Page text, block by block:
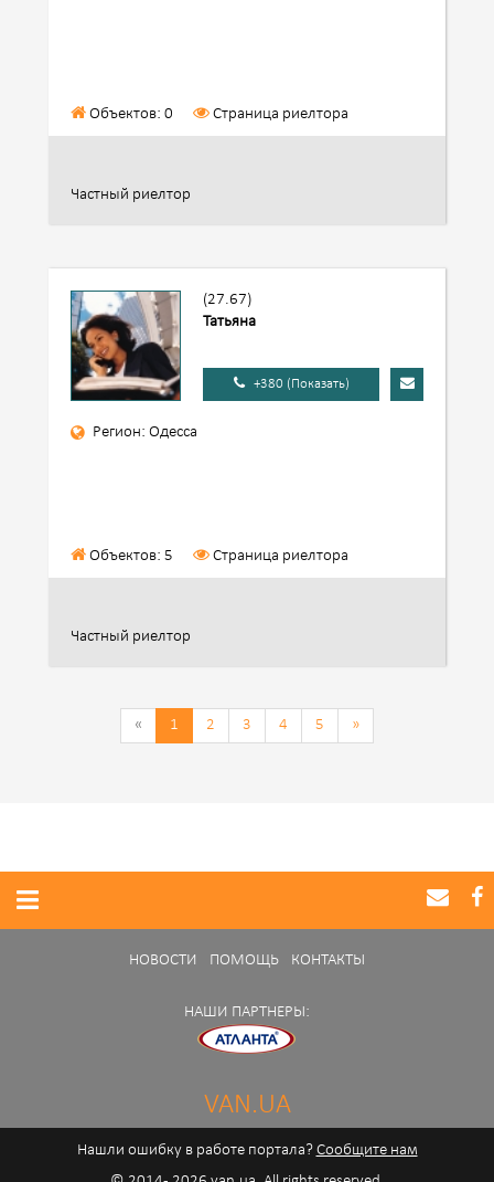
Объектов: 0 Страница риелтора
Частный риелтор
(27.67)
Татьяна
+380 (Показать)
Регион: Одесса
Объектов: 5 Страница риелтора
Частный риелтор
« 1 2 3 4 5 »
НОВОСТИ ПОМОЩЬ КОНТАКТЫ
НАШИ ПАРТНЕРЫ:
VAN.UA
Нашли ошибку в работе портала? Сообщите нам